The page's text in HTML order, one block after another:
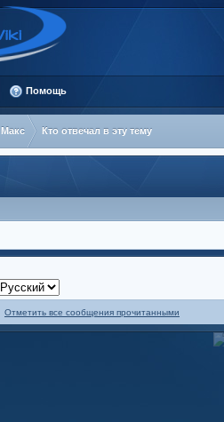
Помощь
Макс Кто отвечал в эту тему
Отметить все сообщения прочитанными